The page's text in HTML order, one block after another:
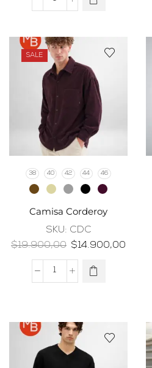
SALE
38 40 42 44 46
Camisa Corderoy
SKU: CDC
$19.900,00 $14.900,00